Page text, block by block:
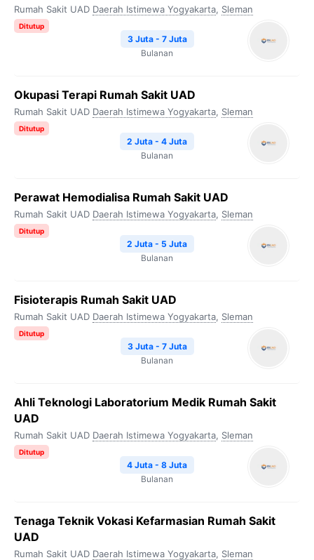
Rumah Sakit UAD Daerah Istimewa Yogyakarta, Sleman
Ditutup
3 Juta - 7 Juta
Bulanan
Okupasi Terapi Rumah Sakit UAD
Rumah Sakit UAD Daerah Istimewa Yogyakarta, Sleman
Ditutup
2 Juta - 4 Juta
Bulanan
Perawat Hemodialisa Rumah Sakit UAD
Rumah Sakit UAD Daerah Istimewa Yogyakarta, Sleman
Ditutup
2 Juta - 5 Juta
Bulanan
Fisioterapis Rumah Sakit UAD
Rumah Sakit UAD Daerah Istimewa Yogyakarta, Sleman
Ditutup
3 Juta - 7 Juta
Bulanan
Ahli Teknologi Laboratorium Medik Rumah Sakit
UAD
Rumah Sakit UAD Daerah Istimewa Yogyakarta, Sleman
Ditutup
4 Juta - 8 Juta
Bulanan
Tenaga Teknik Vokasi Kefarmasian Rumah Sakit
UAD
Rumah Sakit UAD Daerah Istimewa Yogyakarta, Sleman